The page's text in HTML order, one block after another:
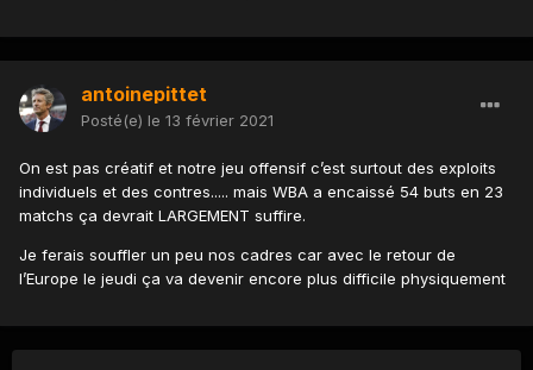
de vite donner les ballons.
La compo que je mettrai:
antoinepittet
Posté(e) le 13 février 2021
On est pas créatif et notre jeu offensif c’est surtout des exploits
individuels et des contres..... mais WBA a encaissé 54 buts en 23
matchs ça devrait LARGEMENT suffire.
Je ferais souffler un peu nos cadres car avec le retour de
l’Europe le jeudi ça va devenir encore plus difficile physiquement